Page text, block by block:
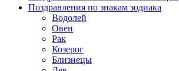
Поздравления по знакам зодиака
Водолей
Овен
Рак
Козерог
Близнецы